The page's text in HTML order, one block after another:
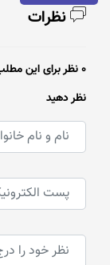
نظرات
0 نظر برای این مطلب وجود دارد
نظر دهید